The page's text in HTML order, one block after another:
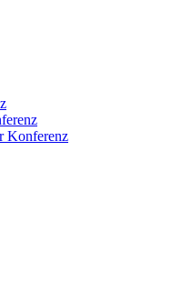
Konferenz